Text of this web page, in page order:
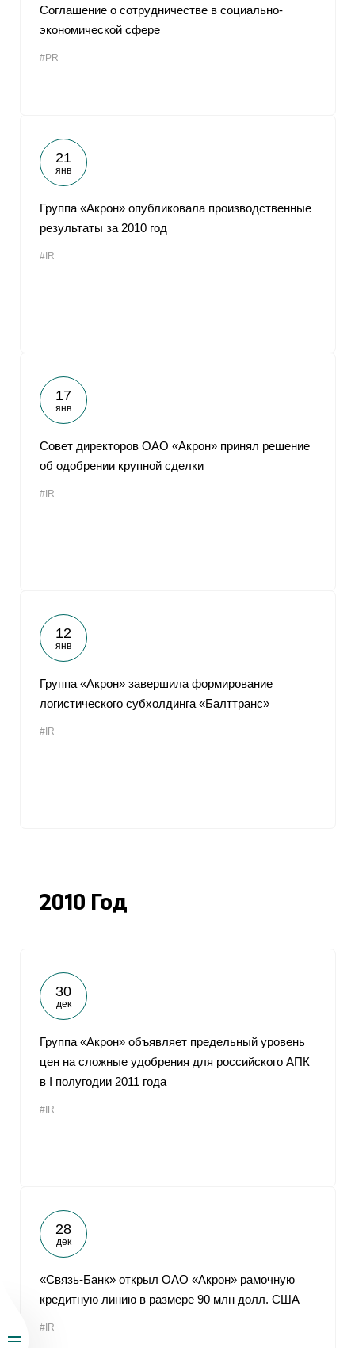
Соглашение о сотрудничестве в социально-
экономической сфере
#PR
21
янв
Группа «Акрон» опубликовала производственные
результаты за 2010 год
#IR
17
янв
Совет директоров ОАО «Акрон» принял решение
об одобрении крупной сделки
#IR
12
янв
Группа «Акрон» завершила формирование
логистического субхолдинга «Балттранс»
#IR
2010 Год
30
дек
Группа «Акрон» объявляет предельный уровень
цен на сложные удобрения для российского АПК
в I полугодии 2011 года
#IR
28
дек
«Связь-Банк» открыл ОАО «Акрон» рамочную
кредитную линию в размере 90 млн долл. США
#IR